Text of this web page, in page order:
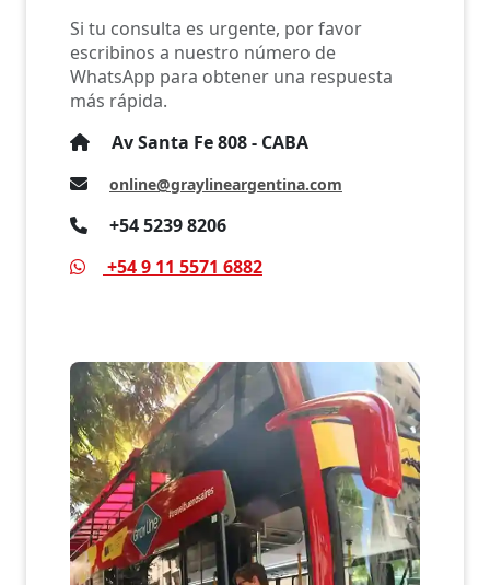
Si tu consulta es urgente, por favor
escribinos a nuestro número de
WhatsApp para obtener una respuesta
más rápida.
Av Santa Fe 808 - CABA
online@graylineargentina.com
+54 5239 8206
+54 9 11 5571 6882